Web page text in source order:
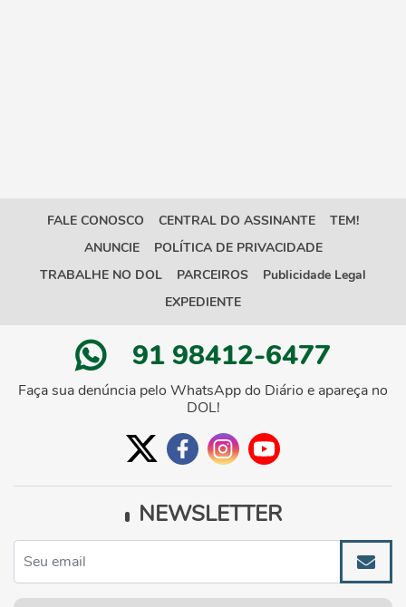
FALE CONOSCO CENTRAL DO ASSINANTE
TEM!
ANUNCIE
POLÍTICA DE PRIVACIDADE
TRABALHE NO DOL
PARCEIROS
Publicidade Legal
EXPEDIENTE
91 98412-6477
Faça sua denúncia pelo WhatsApp do Diário e apareça no
DOL!
NEWSLETTER